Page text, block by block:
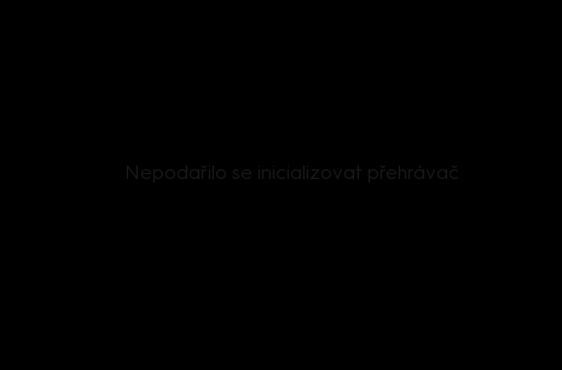
Nepodařilo se inicializovat přehrávač